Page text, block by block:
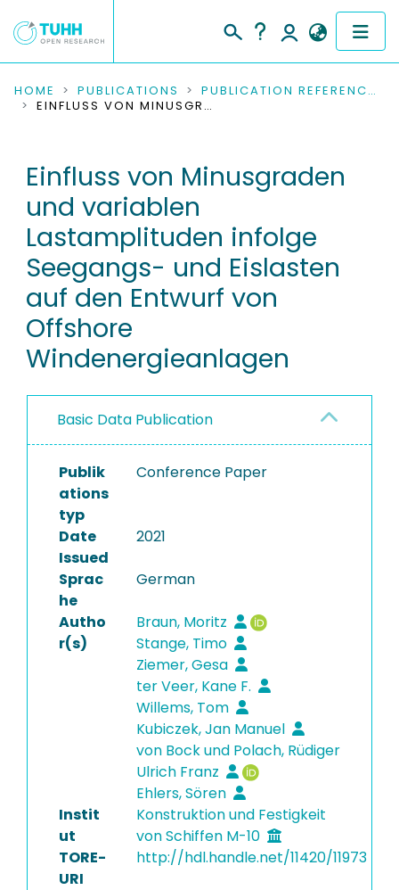
COMMUNITIES & COLLECTIONS
RESEARCH DATA
PEOPLE
INSTITUTIONS
PROJECTS
HOME PUBLICATIONS
PUBLICATION REFERENCES
EINFLUSS VON MINUSGRADEN UND VARIABLEN LASTAMPLITUDEN INFOLGE SEEGANGS- UND EISLASTEN AUF DEN ENTWURF VON OFFSHORE WINDENERGIEANLAGEN
Einfluss von Minusgraden
und variablen
Lastamplituden infolge
Seegangs- und Eislasten
auf den Entwurf von
Offshore
Windenergieanlagen
Basic Data Publication
Publik
ations
typ
Conference Paper
Date
Issued
2021
Sprac
he
German
Autho
r(s)
Braun, Moritz
Stange, Timo
Ziemer, Gesa
ter Veer, Kane F.
Willems, Tom
Kubiczek, Jan Manuel
von Bock und Polach, Rüdiger
Ulrich Franz
Ehlers, Sören
Instit
ut
Konstruktion und Festigkeit
von Schiffen M-10
TORE-
URI
http://hdl.handle.net/11420/11973